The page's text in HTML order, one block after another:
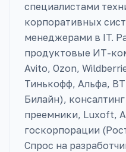
специалистами
корпоративных
менеджерами в IT.
продуктовые ИТ-
Avito, Ozon,
Тинькофф, Альфа,
Билайн),
преемники, Luxoft,
госкорпорации
Спрос на